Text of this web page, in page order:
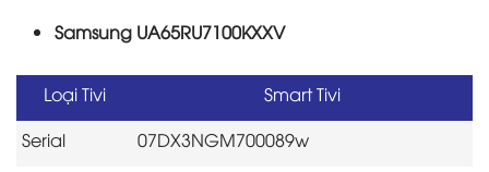
Samsung UA65RU7100KXXV
Loại Tivi
Smart Tivi
Serial
07DX3NGM700089w